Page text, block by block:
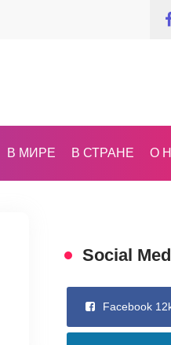
В МИРЕ В СТРАНЕ О
Social
Facebook